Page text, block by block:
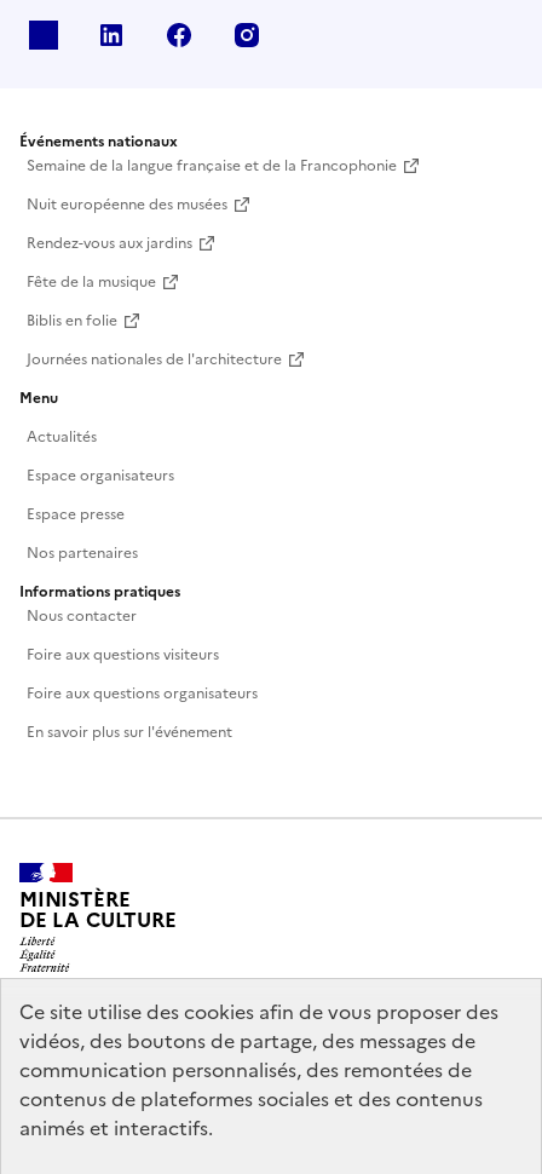
Ce site utilise des cookies afin de vous proposer des
vidéos, des boutons de partage, des messages de
communication personnalisés, des remontées de
contenus de plateformes sociales et des contenus
animés et interactifs.
Linkedin Facebook
Événements nationaux
Semaine de la langue française et de la Francophonie
Nuit européenne des musées
Rendez-vous aux jardins
Fête de la musique
Biblis en folie
Journées nationales de l'architecture
Menu
Actualités
Espace organisateurs
Espace presse
Nos partenaires
Informations pratiques
Nous contacter
Foire aux questions visiteurs
Foire aux questions organisateurs
En savoir plus sur l'événement
MINISTÈRE
DE LA CULTURE
legifrance.gouv.fr
info.gouv.fr
service-public.gouv.fr
data.gouv.fr